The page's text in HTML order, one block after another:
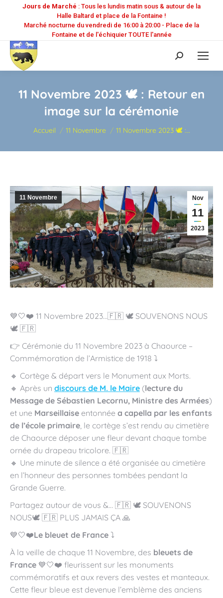
Jours de Marché : Tous les lundis matin sous & autour de la
Halle Baltard et place de la Fontaine !
Marché nocturne du vendredi de 16:00 à 20:00 - Place de la
Fontaine et de l'échiquier TOUTE l'année
Recherche
:
11 Novembre 2023 🕊️ : Retour en
image sur la cérémonie
Vous êtes ici :
Accueil 11 Novembre 11 Novembre 2023 🕊️ :…
Nov
11
2023
11 Novembre
💙🤍❤️ 11 Novembre 2023…🇫🇷 🕊️ SOUVENONS NOUS
🕊️ 🇫🇷
👉 Cérémonie du 11 Novembre 2023 à Chaource –
Commémoration de l’Armistice de 1918 ⤵️
🔸 Cortège & départ vers le Monument aux Morts.
🔸 Après un discours de M. le Maire (lecture du
Message de Sébastien Lecornu, Ministre des Armées)
et une Marseillaise entonnée a capella par les enfants
de l’école primaire, le cortège s’est rendu au cimetière
de Chaource déposer une fleur devant chaque tombe
ornée du drapeau tricolore. 🇫🇷
🔸 Une minute de silence a été organisée au cimetière
en l’honneur des personnes tombées pendant la
Grande Guerre.
Partagez autour de vous &… 🇫🇷 🕊️ SOUVENONS
NOUS🕊️ 🇫🇷 PLUS JAMAIS ÇA 🙏
💙🤍❤️Le bleuet de France ⤵️
À la veille de chaque 11 Novembre, des bleuets de
France 💙🤍❤️ fleurissent sur les monuments
commémoratifs et aux revers des vestes et manteaux.
Cette fleur bleue est devenue l’emblème des anciens